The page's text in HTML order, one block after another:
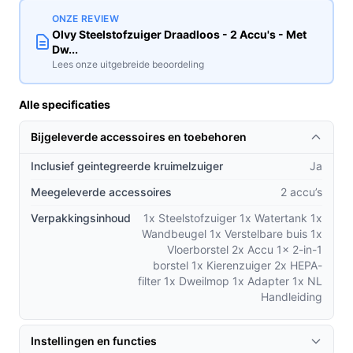
Praktische voordelen t.o.v. alternatieven
De Olvy Steelstofzuiger steekt met zijn unieke
kenmerken boven de concurrentie uit:
Auto-Modus:
zuigkracht aan naargelang het vuil, wat zorgt voor
een optimale reiniging zonder dat je erom hoeft te
denken.
de stofzuiger even weg te zetten zonder dat je
deze hoeft te leunen of neer te leggen.
Dit filter houdt 99,99% van de fijne
stofdeeltjes tegen, wat bijdraagt aan een
gezondere luchtkwaliteit in huis.
Gebruik & praktische tips
Om het meeste uit je Olvy Steelstofzuiger te halen, volg
ONZE REVIEW
Olvy Steelstofzuiger Draadloos - 2 Accu's - Met
Dw...
Lees onze uitgebreide beoordeling
Alle specificaties
Bijgeleverde accessoires en toebehoren
Inclusief geintegreerde kruimelzuiger
Ja
Meegeleverde accessoires
2 accu’s
Verpakkingsinhoud
1x Steelstofzuiger 1x Watertank 1x
Wandbeugel 1x Verstelbare buis 1x
Vloerborstel 2x Accu 1x 2-in-1
borstel 1x Kierenzuiger 2x HEPA-
filter 1x Dweilmop 1x Adapter 1x NL
Handleiding
Instellingen en functies